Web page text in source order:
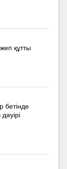
құтты
бетінде